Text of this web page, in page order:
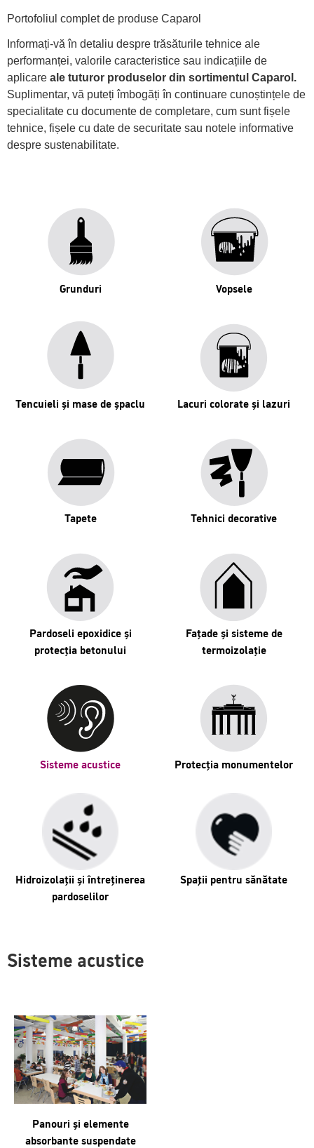
Portofoliul complet de produse Caparol
Informați-vă în detaliu despre trăsăturile tehnice ale
performanței, valorile caracteristice sau indicațiile de
aplicare ale tuturor produselor din sortimentul Caparol.
Suplimentar, vă puteți îmbogăți în continuare cunoștințele de
specialitate cu documente de completare, cum sunt fișele
tehnice, fișele cu date de securitate sau notele informative
despre sustenabilitate.
Grunduri Vopsele
Tencuieli și mase de șpaclu Lacuri colorate și lazuri
Tapete Tehnici decorative
Pardoseli epoxidice și
protecția betonului
Fațade și sisteme de
termoizolație
Sisteme acustice Protecția monumentelor
Hidroizolații și întreținerea
pardoselilor
Spaţii pentru sănătate
Sisteme acustice
Panouri și elemente
absorbante suspendate